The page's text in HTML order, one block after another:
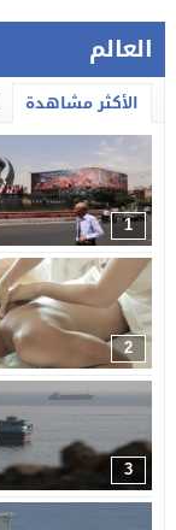
العالم
الأكثر مشاهدة
1
2
3